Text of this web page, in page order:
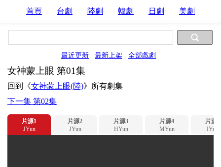
首頁 台劇 陸劇 韓劇 日劇 美劇
最近更新 最新上架 全部戲劇
女神蒙上眼 第01集
回到《女神蒙上眼(陸)》所有劇集
下一集 第02集
片源1
JYun
片源2
JYun
片源3
HYun
片源4
MYun
片源5
IYun